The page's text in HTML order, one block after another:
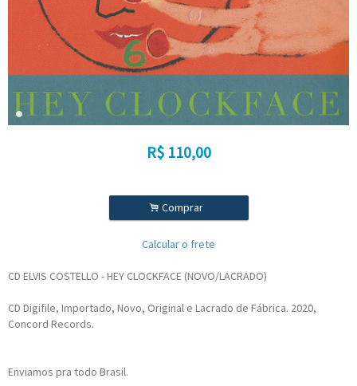
R$ 110,00
. Comprar
Calcular o frete
CD ELVIS COSTELLO - HEY CLOCKFACE (NOVO/LACRADO)
CD Digifile, Importado, Novo, Original e Lacrado de Fábrica. 2020,
Concord Records.
Enviamos pra todo Brasil.